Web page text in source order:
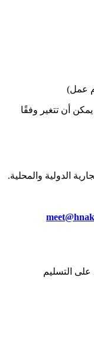
يمكن أن تتغير وفقًا
الدولية والمحلية.
على التسليم